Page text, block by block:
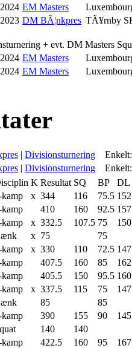
2024 EM Masters
2023 DM BÃ¦nkpres TÃ¥rnby
+ evt. DM Masters
2024 EM Masters
2024 EM Masters
| Divisionsturnering
Enkelt:
| Divisionsturnering
Enkelt:
K Resultat SQ BP
DL
kamp x 344 116 75.5
kamp 410 160 92.5
kamp x 332.5 107.5 75
150
x 75
75
kamp x 330 110 72.5
kamp 407.5 160 85
kamp 405.5 150 95.5 160
kamp x 337.5 115 75
85
85
kamp 390 155 90
145
140
140
kamp 422.5 160 95